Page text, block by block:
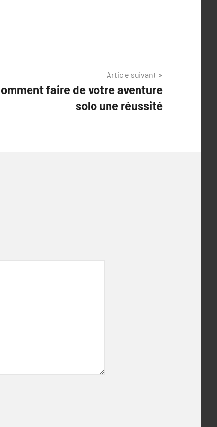
Article suivant
faire de votre aventure
solo une réussité